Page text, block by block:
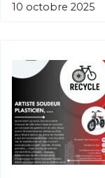
10 octobre 2025